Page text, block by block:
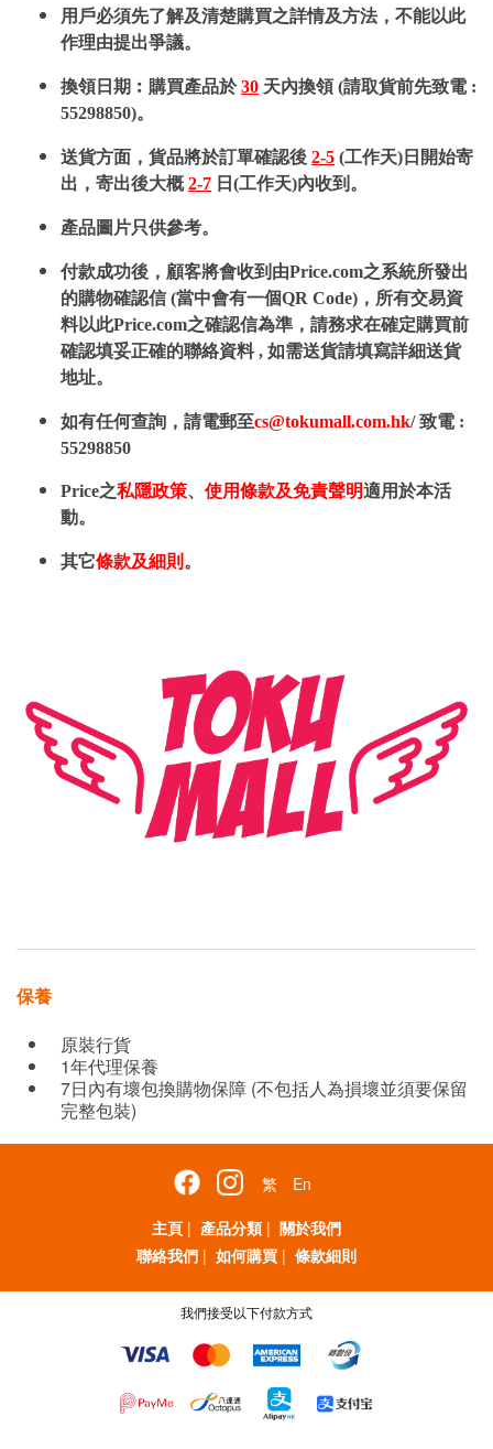
用戶必須先了解及清楚購買之詳情及方法，不能以此
作理由提出爭議。
換領日期︰購買產品於30 天內換領 (請取貨前先致電 :
55298850)。
送貨方面，貨品將於訂單確認後 2-5 (工作天)日開始寄
出，寄出後大概2-7 日(工作天)內收到。
產品圖片只供參考。
付款成功後，顧客將會收到由Price.com之系統所發出
的購物確認信 (當中會有一個QR Code)，所有交易資
料以此Price.com之確認信為準，請務求在確定購買前
確認填妥正確的聯絡資料 , 如需送貨請填寫詳細送貨
地址。
如有任何查詢，請電郵至cs@tokumall.com.hk/ 致電 :
55298850
Price之私隱政策、 使用條款及免責聲明適用於本活
動。
其它條款及細則 。
保養
原裝行貨
1年代理保養
7日內有壞包換購物保障 (不包括人為損壞並須要保留
完整包裝)
繁
En
主頁 | 產品分類 | 關於我們
聯絡我們 | 如何購買 | 條款細則
我們接受以下付款方式